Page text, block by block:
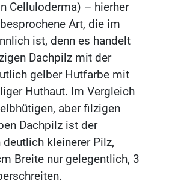
Celluloderma) – hierher
Art, die im
ist, denn es handelt
Dachpilz mit der
gelber Hutfarbe mit
Huthaut. Im Vergleich
aber filzigen
Dachpilz ist der
deutlich kleinerer Pilz,
Breite nur gelegentlich, 3